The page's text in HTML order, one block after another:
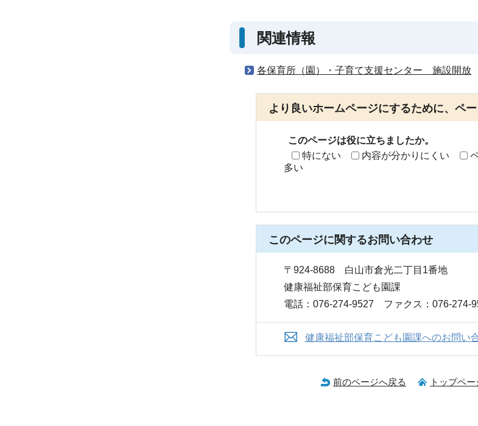
関連情報
各保育所（園）・子育て支援センター 施設開放
より良いホームページにするために、ペ
このページは役に立ちましたか。
特にない
内容が分かりにくい
多い
このページに関するお問い合わせ
〒924-8688 白山市倉光二丁目1番地
健康福祉部保育こども園課
電話：076-274-9527 ファクス：076-274-
健康福祉部保育こども園課へのお問い
前のページへ戻る トップペ